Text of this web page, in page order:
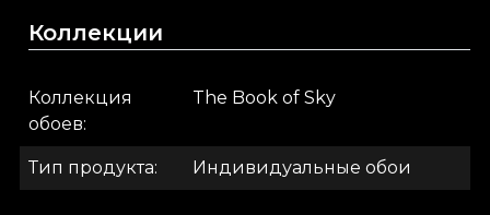
.
.
Коллекции
Коллекция
обоев
The Book of Sky
Тип продукта Индивидуальные обои